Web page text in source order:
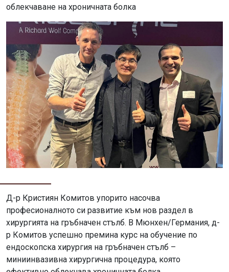
облекчаване на хроничната болка
Д-р Кристиян Комитов упорито насочва
професионалното си развитие към нов раздел в
хирургията на гръбначен стълб. В Мюнхен/Германия, д-
р Комитов успешно премина курс на обучение по
ендоскопска хирургия на гръбначен стълб –
миниинвазивна хирургична процедура, която